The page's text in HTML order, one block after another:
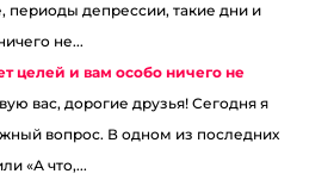
периоды депрессии, такие дни и
не...
целей и вам особо ничего не
вас, дорогие друзья! Сегодня я
вопрос. В одном из последних
«А что,...